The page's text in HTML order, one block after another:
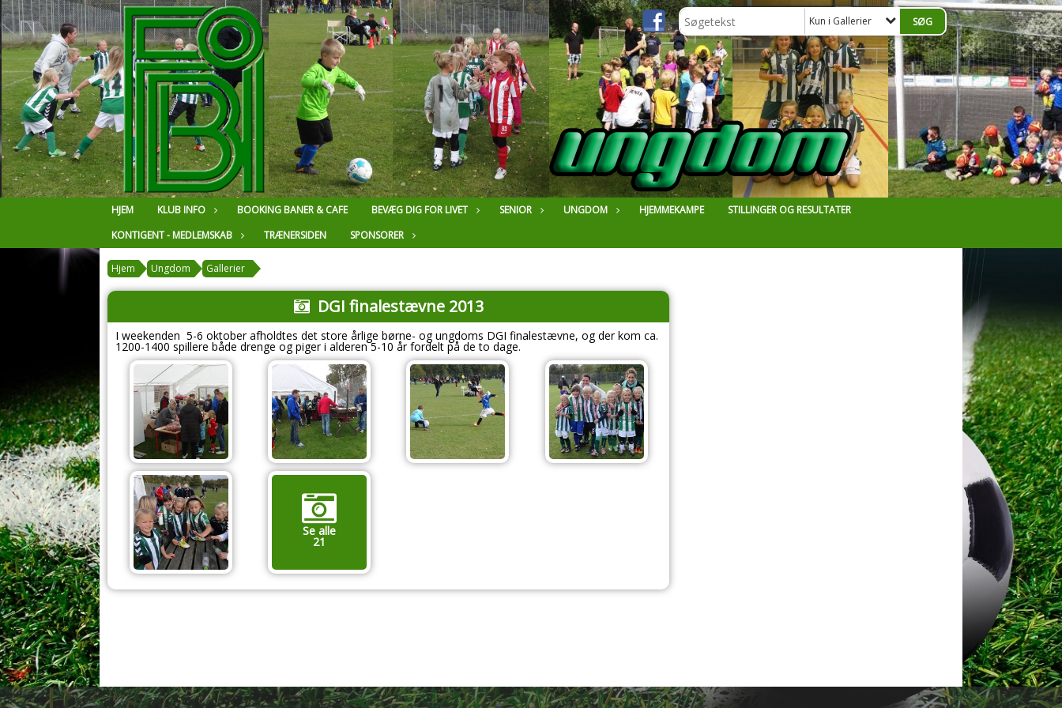
Kun i Gallerier
HJEM KLUB INFO BOOKING BANER & CAFE BEVÆG DIG FOR LIVET SENIOR UNGDOM HJEMMEKAMPE
STILLINGER OG RESULTATER
KONTIGENT - MEDLEMSKAB
TRÆNERSIDEN SPONSORER
Hjem Ungdom Gallerier
DGI finalestævne 2013
I weekenden 5-6 oktober afholdtes det store årlige børne- og ungdoms DGI finalestævne, og der kom ca.
1200-1400 spillere både drenge og piger i alderen 5-10 år fordelt på de to dage.
Se alle
21